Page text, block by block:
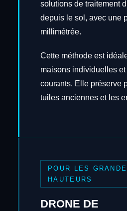
solutions de traitement
depuis le sol, avec une
millimétrée.
Cette méthode est
maisons individuelles
courants. Elle préserve
tuiles anciennes et les
POUR LES
HAUTEURS
DRONE DE